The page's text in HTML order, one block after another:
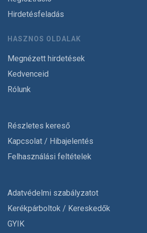
Hirdetésfeladás
HASZNOS OLDALAK
Megnézett hirdetések
Kedvenceid
Rólunk
Részletes kereső
Kapcsolat / Hibajelentés
Felhasználási feltételek
Adatvédelmi szabályzatot
Kerékpárboltok / Kereskedők
GYIK